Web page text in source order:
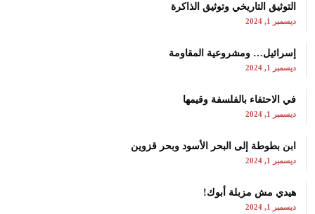
التوثيق التاريخي وتوثيق الذاكرة
ديسمبر 1, 2024
إسرائيل… ومشروعية المقاومة
ديسمبر 1, 2024
في الاحتفاء بالفلسفة وقيمها
ديسمبر 1, 2024
ابن بطوطة إلى البحر الأسود وبحر قزوين
ديسمبر 1, 2024
هيدي مش مزبلة أبوك!
ديسمبر 1, 2024